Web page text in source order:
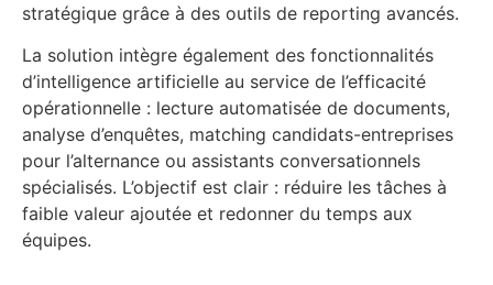
stratégique grâce à des outils de reporting avancés.
La solution intègre également des fonctionnalités
d’intelligence artificielle au service de l’efficacité
opérationnelle : lecture automatisée de documents,
analyse d’enquêtes, matching candidats-entreprises
pour l’alternance ou assistants conversationnels
spécialisés. L’objectif est clair : réduire les tâches à
faible valeur ajoutée et redonner du temps aux
équipes.